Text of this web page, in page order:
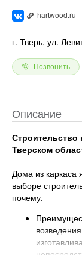
hartwood.ru
г. Тверь, ул.
Позвонить
Описание
Строительство
Тверском
Дома из каркаса
выборе
почему.